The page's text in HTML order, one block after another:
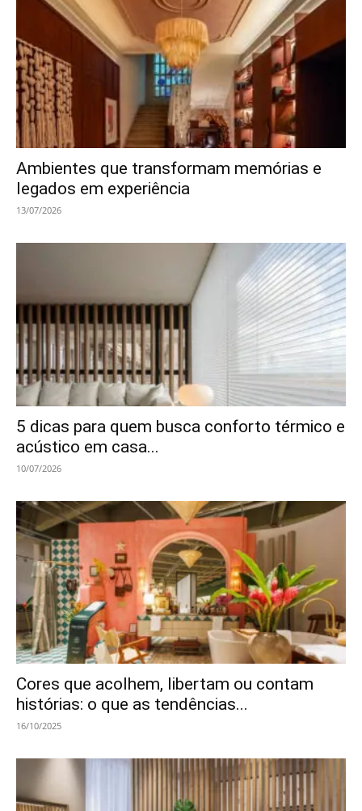
Ambientes que transformam memórias e
legados em experiência
13/07/2026
5 dicas para quem busca conforto térmico e
acústico em casa...
10/07/2026
Cores que acolhem, libertam ou contam
histórias: o que as tendências...
16/10/2025